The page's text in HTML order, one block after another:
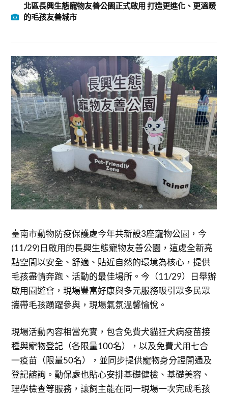
北區長興生態寵物友善公園正式啟用 打造更進化、更溫暖
的毛孩友善城市
臺南市動物防疫保護處今年共新設3座寵物公園，今
(11/29)日啟用的長興生態寵物友善公園，這處全新亮
點空間以安全、舒適、貼近自然的環境為核心，提供
毛孩盡情奔跑、活動的最佳場所。今（11/29）日舉辦
啟用園遊會，現場豐富好康與多元服務吸引眾多民眾
攜帶毛孩踴躍參與，現場氣氛溫馨愉悅。
現場活動內容相當充實，包含免費犬貓狂犬病疫苗接
種與寵物登記（各限量100名），以及免費犬用七合
一疫苗（限量50名），並同步提供寵物身分證開通及
登記諮詢。動保處也貼心安排基礎健檢、基礎美容、
理學檢查等服務，讓飼主能在同一現場一次完成毛孩